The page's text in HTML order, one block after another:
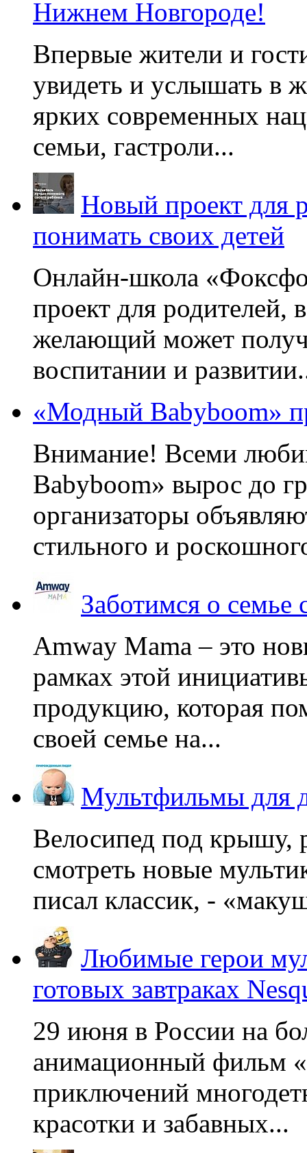
Нижнем Новгороде!
Впервые жители и
увидеть и услышать в
ярких современных
семьи, гастроли...
Новый проект для
понимать своих детей
Онлайн-школа
проект для родителей,
желающий может
воспитании и
«Модный Babyboom»
Внимание! Всеми
Babyboom» вырос до
организаторы
стильного и
Заботимся о
Amway Mama – это
рамках этой
продукцию, которая
своей семье на...
Мультфильмы для
Велосипед под крышу,
смотреть новые
писал классик, -
Любимые герои
готовых завтраках
29 июня в России на
анимационный фильм
приключений
красотки и забавных...